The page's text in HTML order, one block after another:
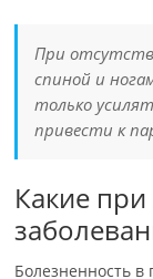
При
спиной и
только
привести к
Какие
Болезненность